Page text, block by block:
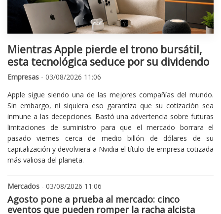
Mientras Apple pierde el trono bursátil,
esta tecnológica seduce por su dividendo
Empresas - 03/08/2026 11:06
Apple sigue siendo una de las mejores compañías del mundo.
Sin embargo, ni siquiera eso garantiza que su cotización sea
inmune a las decepciones. Bastó una advertencia sobre futuras
limitaciones de suministro para que el mercado borrara el
pasado viernes cerca de medio billón de dólares de su
capitalización y devolviera a Nvidia el título de empresa cotizada
más valiosa del planeta.
Mercados - 03/08/2026 11:06
Agosto pone a prueba al mercado: cinco
eventos que pueden romper la racha alcista